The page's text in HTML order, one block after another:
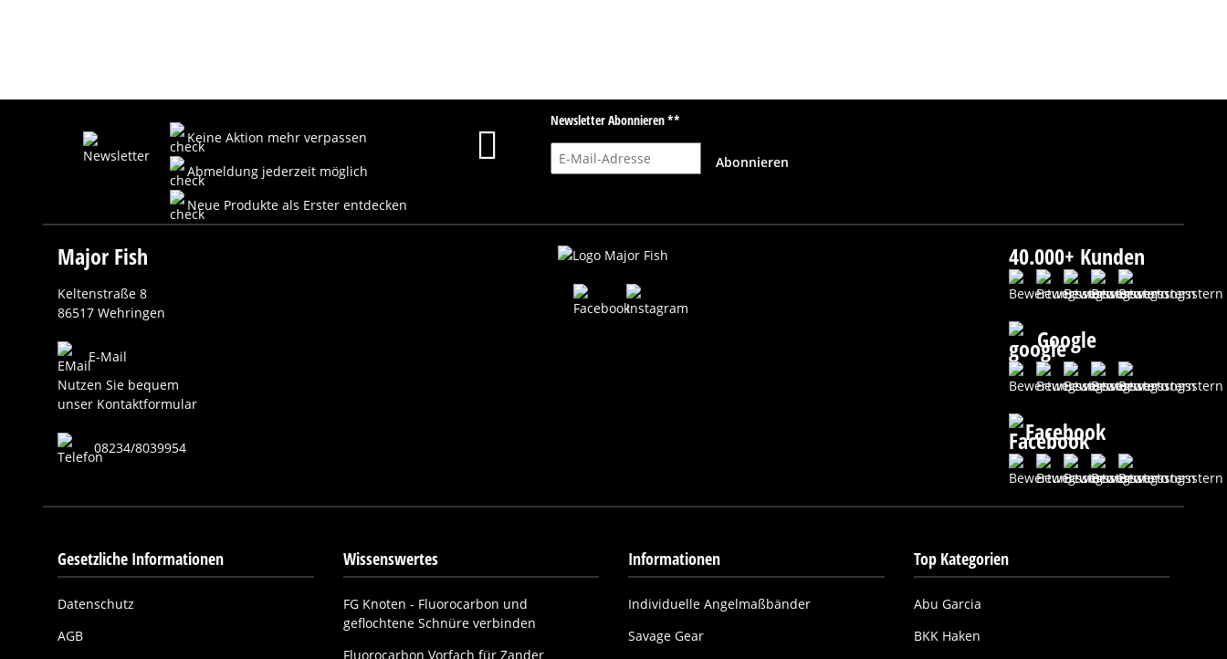
Keine Aktion mehr verpassen
Abmeldung jederzeit möglich
Neue Produkte als Erster entdecken
Newsletter Abonnieren **
E-Mail-Adresse
Abonnieren
Major Fish
Keltenstraße 8
86517 Wehringen
E-Mail
Nutzen Sie bequem
unser Kontaktformular
08234/8039954
40.000+ Kunden
Google
Facebook
Gesetzliche Informationen
Datenschutz
AGB
Wissenswertes
FG Knoten - Fluorocarbon und
geflochtene Schnüre verbinden
Fluorocarbon Vorfach für Zander
Informationen
Individuelle Angelmaßbänder
Savage Gear
Top Kategorien
Abu Garcia
BKK Haken